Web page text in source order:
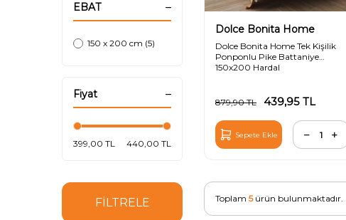
EBAT
150 x 200 cm (5)
Fiyat
399,00 TL 440,00 TL
FİLTRELE
Dolce Bonita Home
Dolce Bonita Home Tek Kişilik
Ponponlu Pike Battaniye
150x200 Hardal
879,90TL 439,95 TL
Sepete Ekle
Toplam 5ürün bulunmaktadır.